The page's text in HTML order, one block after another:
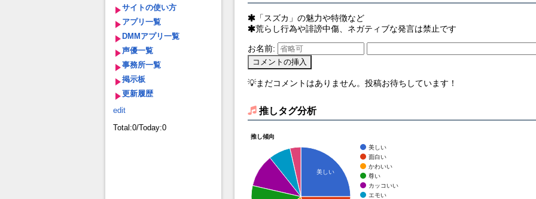
サイトの使い方
アプリ一覧
DMMアプリ一覧
声優一覧
事務所一覧
掲示板
更新履歴
edit
Total:0/Today:0
「スズカ」の魅力や特徴など
荒らし行為や誹謗中傷、ネガティブな発言は禁止です
お名前:
💡まだコメントはありません。投稿お待ちしています！
推しタグ分析
推し傾向
美しい
面白い
かわいい
尊い
カッコいい
エモい
美しい